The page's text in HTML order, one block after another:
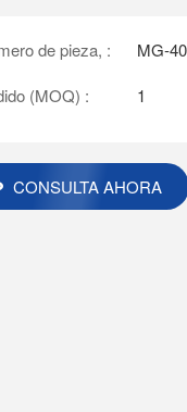
de pieza, :
MG-
(MOQ) :
1
CONSULTA AHORA